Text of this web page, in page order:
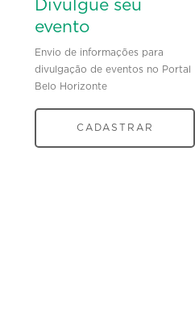
Divulgue seu
evento
Envio de informações para
divulgação de eventos no Portal
Belo Horizonte
CADASTRAR